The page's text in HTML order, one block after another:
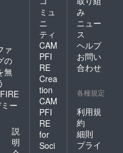
ァ
の
無
ー
説
明
ミュ
ニ
ティ
CAM
PFI
RE
Crea
tion
CAM
PFI
RE
for
Soci
み
ニュー
ス
ヘルプ
お問い
合わせ
各種規定
利用規
約
細則
プライ